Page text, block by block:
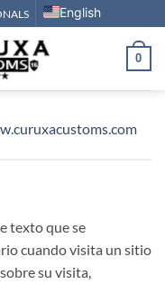
English
0
texto que se
cuando visita un sitio
su visita,